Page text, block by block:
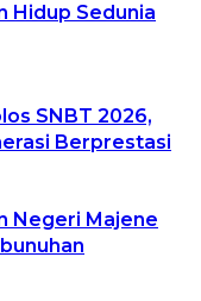
Hidup Sedunia
SNBT 2026,
Berprestasi
Negeri Majene